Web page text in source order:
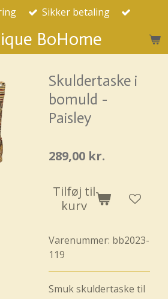
BoHome
Sikker betaling
Skuldertaske i
bomuld -
Paisley
289,00 kr.
Tilføj til
kurv
Varenummer: bb2023-
119
Smuk skuldertaske til